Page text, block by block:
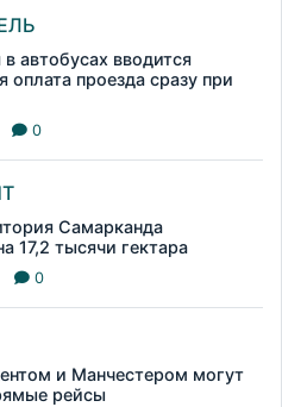
автобусах вводится
оплата проезда сразу при
0
Самарканда
17,2 тысячи гектара
0
и Манчестером могут
рейсы